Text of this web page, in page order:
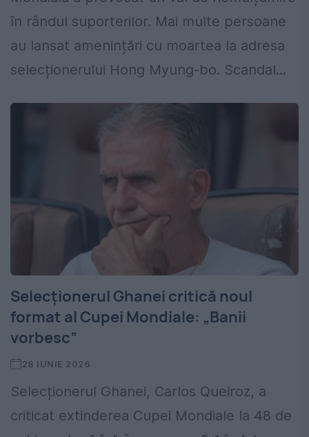
în rândul suporterilor. Mai multe persoane
au lansat amenințări cu moartea la adresa
selecționerului Hong Myung-bo. Scandal...
Selecționerul Ghanei critică noul
format al Cupei Mondiale: „Banii
vorbesc”
28 IUNIE 2026
Selecționerul Ghanei, Carlos Queiroz, a
criticat extinderea Cupei Mondiale la 48 de